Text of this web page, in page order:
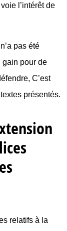
l’intérêt de
pas été
gain pour de
C’est
présentés.
relatifs à la